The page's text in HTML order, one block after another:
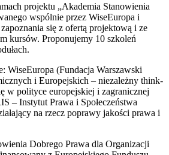
projektu „Akademia Stanowienia
wspólnie przez WiseEuropa i
się z ofertą projektową i ze
kursów. Proponujemy 10 szkoleń
WiseEuropa (Fundacja Warszawski
i Europejskich – niezależny think-
w polityce europejskiej i zagranicznej
– Instytut Prawa i Społeczeństwa
na rzecz poprawy jakości prawa i
Dobrego Prawa dla Organizacji